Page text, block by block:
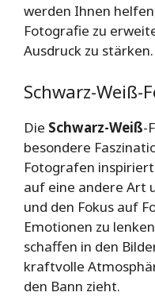
werden Ihnen
Fotografie zu
Ausdruck zu stärken.
Schwarz-Weiß-
Die Schwarz-Weiß-
besondere
Fotografen
auf eine andere Art
und den Fokus auf
Emotionen zu
schaffen in den
kraftvolle
den Bann zieht.